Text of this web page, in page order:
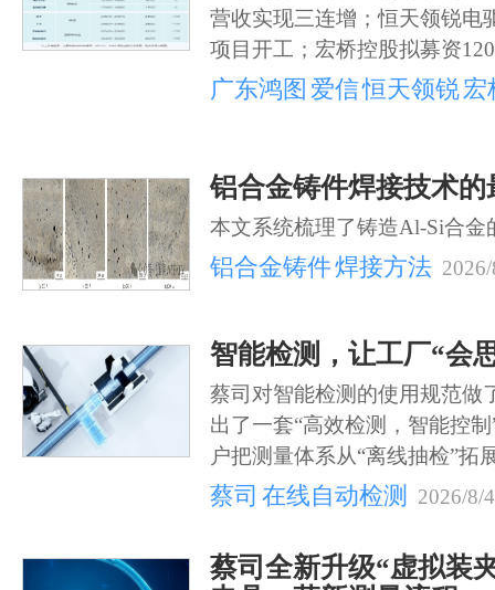
营收实现三连增；恒天领锐电
项目开工；宏桥控股拟募资
广东鸿图 爱信恒天领锐宏
铝合金铸件焊接技术
本文系统梳理了铸造Al-Si合金
铝合金铸件焊接方法
智能检测，让工厂“会
蔡司对智能检测的使用规范做
出了一套“高效检测，智能控
户把测量体系从“离线抽检”拓
蔡司 在线自动检测 2026/8/4
蔡司全新升级“虚拟